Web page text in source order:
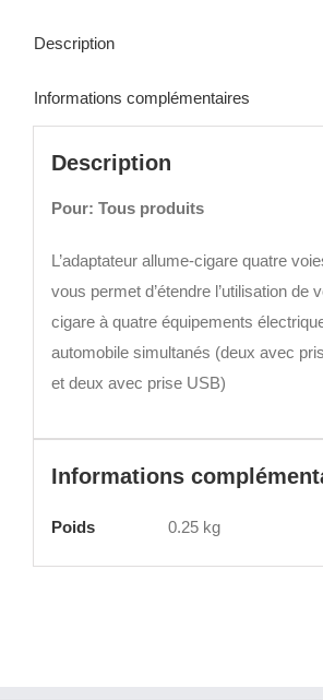
Description
Informations complémentaires
Description
Pour: Tous produits
L’adaptateur allume-cigare quatre
vous permet d’étendre l’utilisation de
cigare à quatre équipements
automobile simultanés (deux avec
et deux avec prise USB)
Informations
Poids 0.25 kg